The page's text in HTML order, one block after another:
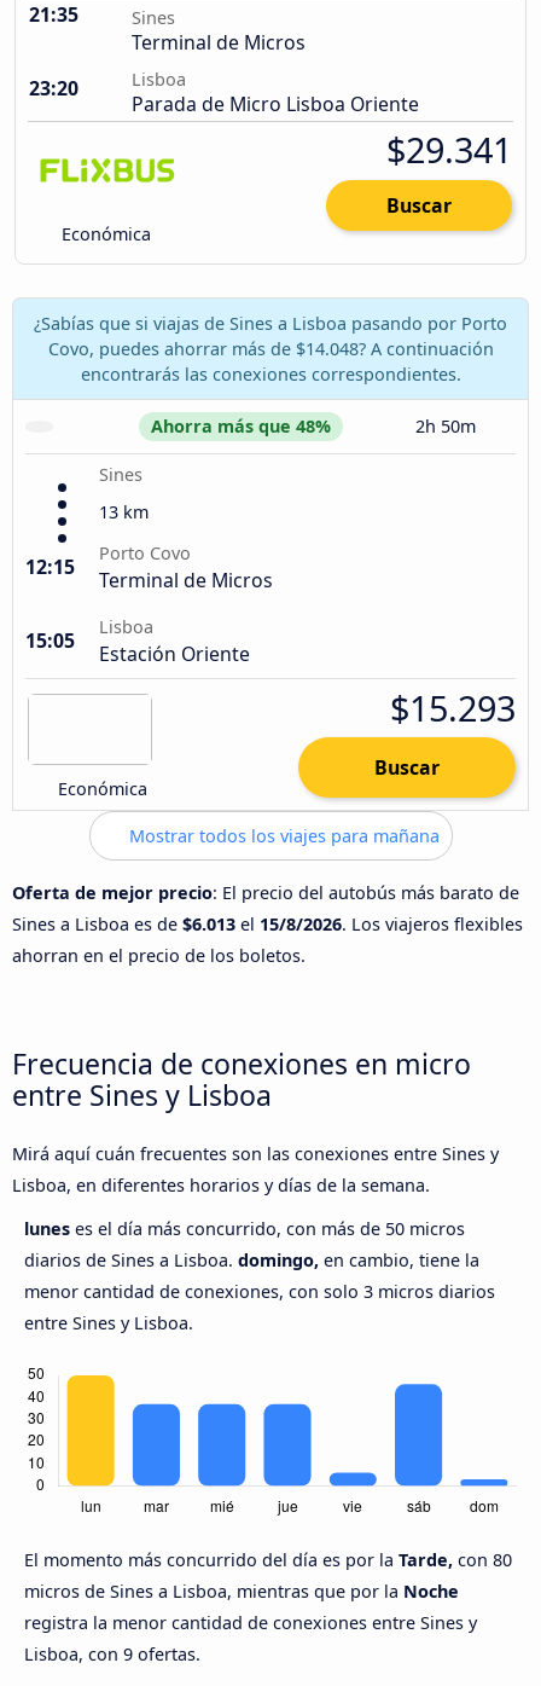
21:35 Sines
Terminal de Micros
23:20
Lisboa
Parada de Micro Lisboa Oriente
Económica
$29.341
Buscar
¿Sabías que si viajas de Sines a Lisboa pasando por Porto
Covo, puedes ahorrar más de $14.048? A continuación
encontrarás las conexiones correspondientes.
Ahorra más que 48% 2h 50m
Sines
13 km
12:15
Porto Covo
Terminal de Micros
15:05
Lisboa
Estación Oriente
Económica
$15.293
Buscar
Mostrar todos los viajes para mañana
Oferta de mejor precio: El precio del autobús más barato de
Sines a Lisboa es de $6.013 el 15/8/2026. Los viajeros flexibles
ahorran en el precio de los boletos.
Frecuencia de conexiones en micro
entre Sines y Lisboa
Mirá aquí cuán frecuentes son las conexiones entre Sines y
Lisboa, en diferentes horarios y días de la semana.
lunes es el día más concurrido, con más de 50 micros
diarios de Sines a Lisboa. domingo, en cambio, tiene la
menor cantidad de conexiones, con solo 3 micros diarios
entre Sines y Lisboa.
El momento más concurrido del día es por la Tarde, con 80
micros de Sines a Lisboa, mientras que por la Noche
registra la menor cantidad de conexiones entre Sines y
Lisboa, con 9 ofertas.